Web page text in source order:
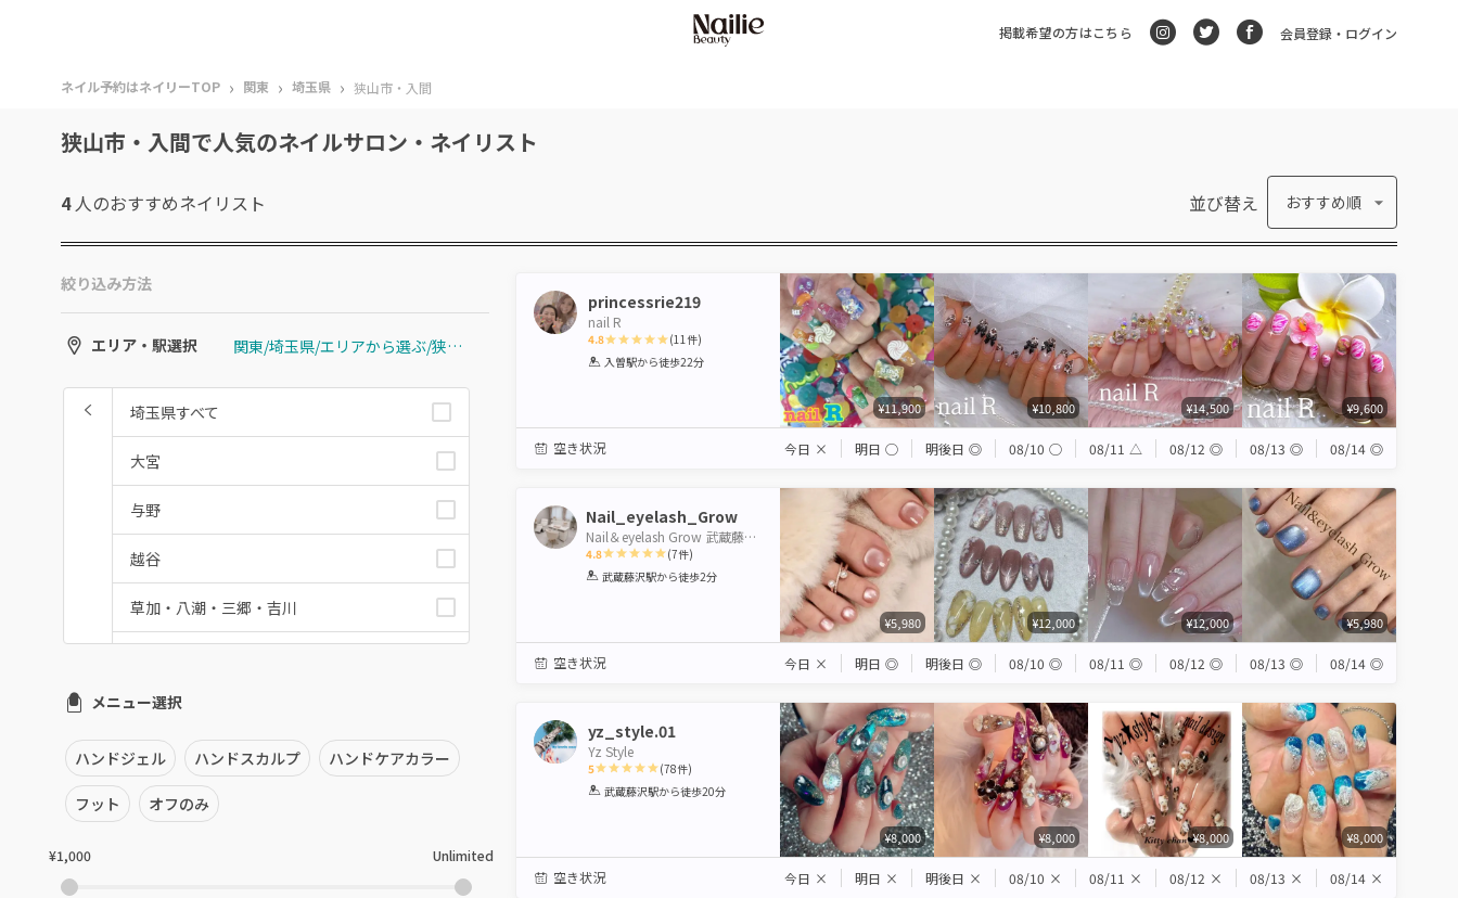
掲載希望の方はこちら 会員登録・ログイン
ネイル予約はネイリーTOP › 関東 › 埼玉県 › 狭山市・入間
狭山市・入間で人気のネイルサロン・ネイリスト
4人のおすすめネイリスト 並び替え おすすめ順
絞り込み方法
エリア・駅選択 関東/埼玉県/エリアから選ぶ/狭山市・入間
埼玉県すべて
大宮
与野
越谷
草加・八潮・三郷・吉川
戸田
川越・本川越
ふじみ野・鶴瀬・上福岡
メニュー選択
ハンドジェル ハンドスカルプ ハンドケアカラー
フット オフのみ
¥1,000 Unlimited
princessrie219
nail R
4.8
1 2 3 4 5
(11件)
入曽駅から徒歩22分
¥11,900 ¥10,800 ¥14,500 ¥9,600
空き状況 今日 × 明日 ◯ 明後日 ◎ 08/10 ◯ 08/11 △ 08/12 ◎ 08/13 ◎ 08/14 ◎
Nail_eyelash_Grow
Nail＆eyelash Grow 武蔵藤沢店(入間市)
4.8
1 2 3 4 5
(7件)
武蔵藤沢駅から徒歩2分
¥5,980 ¥12,000 ¥12,000 ¥5,980
空き状況 今日 × 明日 ◎ 明後日 ◎ 08/10 ◎ 08/11 ◎ 08/12 ◎ 08/13 ◎ 08/14 ◎
yz_style.01
Yz Style
5
1 2 3 4 5
(78件)
武蔵藤沢駅から徒歩20分
¥8,000 ¥8,000 ¥8,000 ¥8,000
空き状況 今日 × 明日 × 明後日 × 08/10 × 08/11 × 08/12 × 08/13 × 08/14 ×